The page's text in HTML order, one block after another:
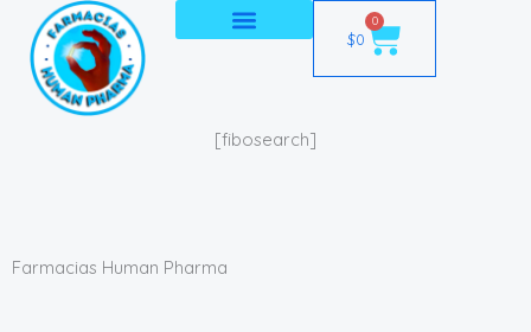
contenido
$0
0
Cart
[fibosearch]
Farmacias Human Pharma